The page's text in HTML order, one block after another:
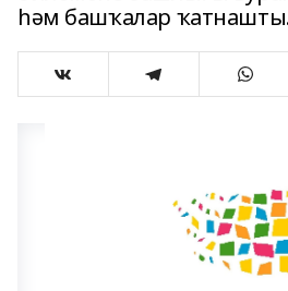
һәм башҡалар